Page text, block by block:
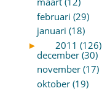
februari (29)
januari (18)
►
2011 (126)
december (30)
november (17)
oktober (19)